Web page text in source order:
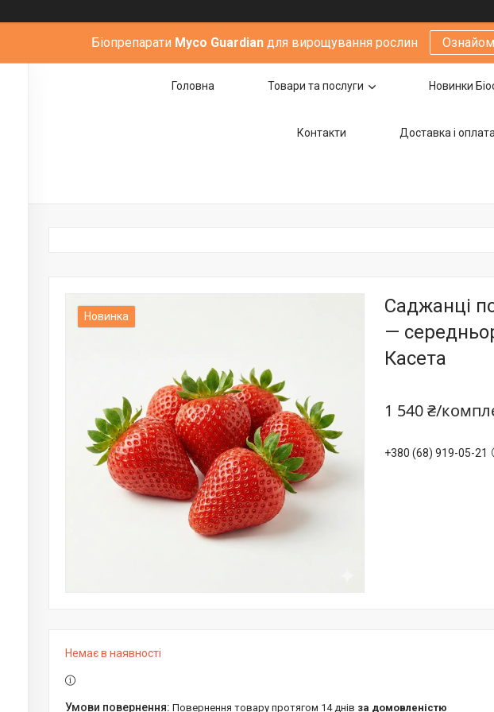
Біопрепарати Мyco Guardian для вирощування рослин
Головна Товари та послуги Новинки
Контакти Доставка i
Новинка
Саджанці
—
Касета
1 540 ₴/
+380 (68) 919-05-21
Немає в наявності
повернення товару протягом 14 днів за домовленістю